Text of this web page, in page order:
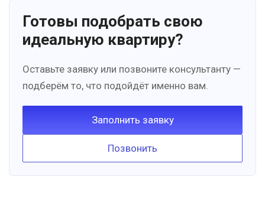
Готовы подобрать свою
идеальную квартиру?
Оставьте заявку или позвоните консультанту —
подберём то, что подойдёт именно вам.
Заполнить заявку
Позвонить